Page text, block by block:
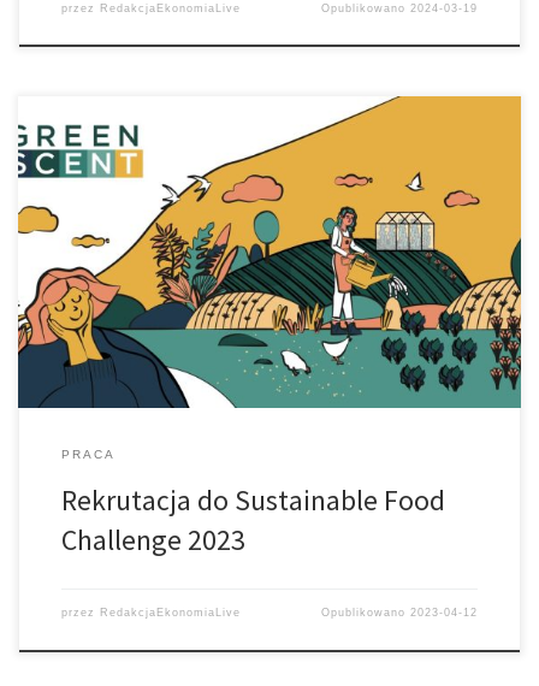
przez RedakcjaEkonomiaLive Opublikowano 2024-03-19
Założeniami programu są edukacja i zmiana podejścia do
środowiska w zakresie produkcji żywności. W konkursie
przewidziana jest nagroda dla finalistów – w pełni opłacony pobyt
w Paryżu, w tym: Uczestnicy programu mają do wyboru cztery
kategorie, w których mogą przedstawić swój pomysł na rozwój
gospodarki żywnościowej. Zgłoszenia do projektu można […]
PRACA
Rekrutacja do Sustainable Food
Challenge 2023
przez RedakcjaEkonomiaLive Opublikowano2023-04-12